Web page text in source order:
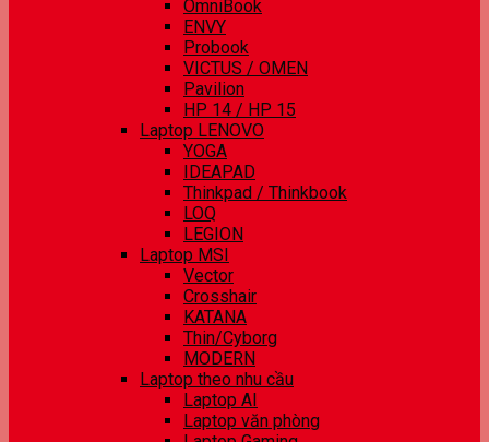
OmniBook
ENVY
Probook
VICTUS / OMEN
Pavilion
HP 14 / HP 15
Laptop LENOVO
YOGA
IDEAPAD
Thinkpad / Thinkbook
LOQ
LEGION
Laptop MSI
Vector
Crosshair
KATANA
Thin/Cyborg
MODERN
Laptop theo nhu cầu
Laptop AI
Laptop văn phòng